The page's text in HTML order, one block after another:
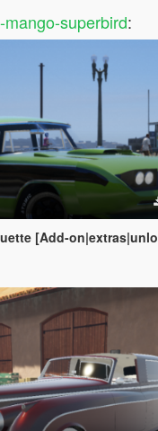
mango-superbird:
[Add-